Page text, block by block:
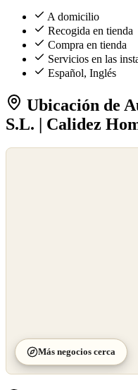
A domicilio
Recogida en tienda
Compra en tienda
Servicios en las
Español, Inglés
Ubicación de
S.L. | Calidez
Más negocios cerca